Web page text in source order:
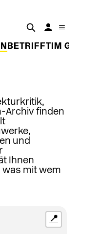
BETRIFFT IM
Archiv finden
und
Ihnen
mit wem
📍